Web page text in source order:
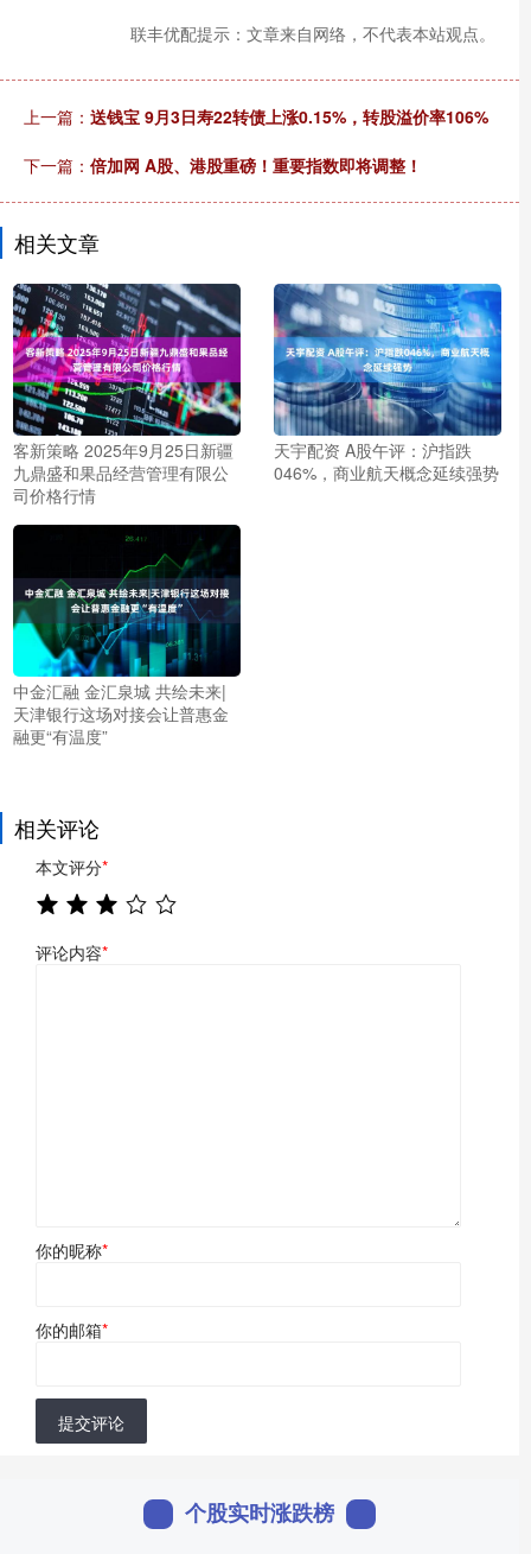
联丰优配提示：文章来自网络，不代表本站观点。
上一篇： 送钱宝 9月3日寿22转债上涨0.15%，转股溢价率106%
下一篇： 倍加网 A股、港股重磅！重要指数即将调整！
相关文章
客新策略 2025年9月25日新疆
九鼎盛和果品经营管理有限公
司价格行情
天宇配资 A股午评：沪指跌
046%，商业航天概念延续强势
中金汇融 金汇泉城 共绘未来|
天津银行这场对接会让普惠金
融更“有温度”
相关评论
本文评分*
评论内容*
你的昵称*
你的邮箱*
提交评论
个股实时涨跌榜